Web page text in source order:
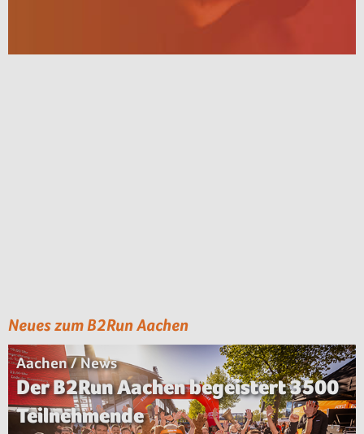
Neues zum B2Run Aachen
Aachen / News
Der B2Run Aachen begeistert 3500
Teilnehmende